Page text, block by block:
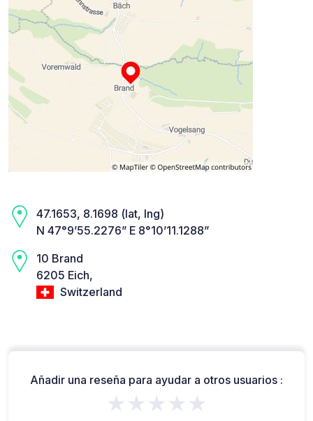
47.1653, 8.1698 (lat, lng)
N 47°9’55.2276” E 8°10’11.1288”
10 Brand
6205 Eich,
Switzerland
Añadir una reseña para ayudar a otros usuarios :
★★★★★